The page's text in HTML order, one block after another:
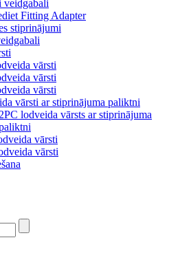
Fitting Adapter
stiprinājumi
vārsti
vārsti
vārsti
vārsti ar stiprinājuma paliktni
2PC lodveida vārsts ar stiprinājuma
vārsti
vārsti